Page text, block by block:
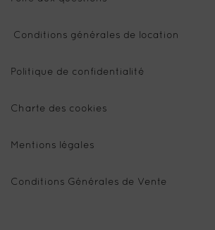
Conditions générales de location
Politique de confidentialité
Charte des cookies
Mentions légales
Conditions Générales de Vente